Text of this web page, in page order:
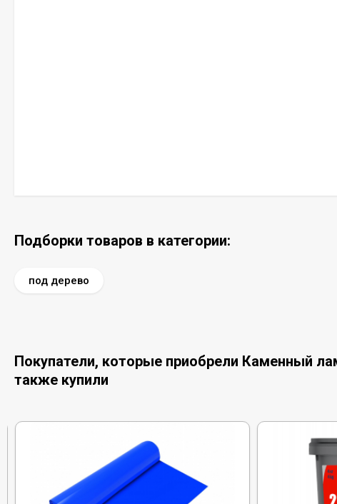
Подборки товаров в категории:
под дерево
Покупатели, которые приобрели Каменный
также купили